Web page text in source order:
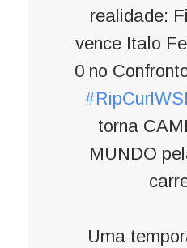
realidade:
vence Italo
0 no
torna
MUNDO
Uma